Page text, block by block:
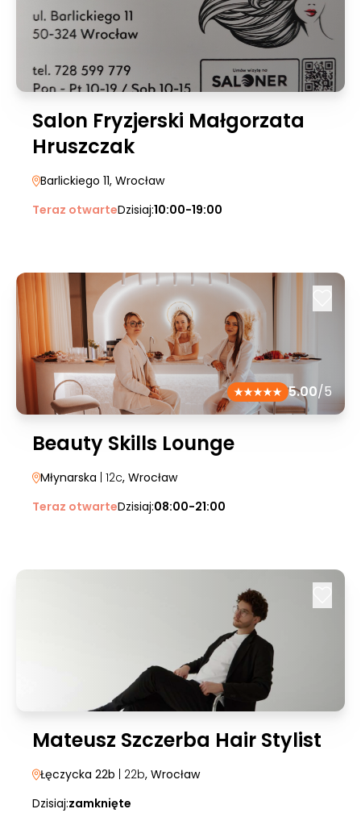
Salon Fryzjerski Małgorzata
Hruszczak
Barlickiego 11, Wrocław
Teraz otwarteDzisiaj:10:00-19:00
5.00/5
Beauty Skills Lounge
Młynarska | 12c, Wrocław
Teraz otwarteDzisiaj:08:00-21:00
Mateusz Szczerba Hair Stylist
Łęczycka 22b | 22b, Wrocław
Dzisiaj:zamknięte